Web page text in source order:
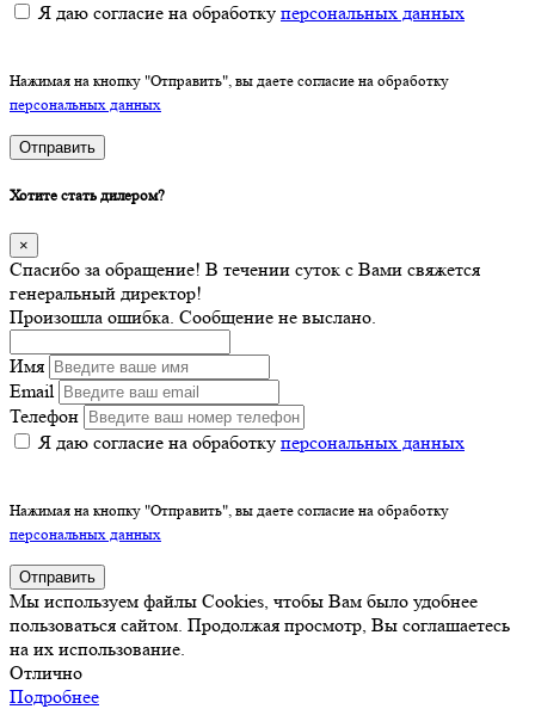
Я даю согласие на обработку персональных данных
Нажимая на кнопку "Отправить", вы даете согласие на обработку
персональных данных
Отправить
Хотите стать дилером?
×
Спасибо за обращение! В течении суток с Вами свяжется
генеральный директор!
Произошла ошибка. Сообщение не выслано.
Имя
Email
Телефон
Я даю согласие на обработку персональных данных
Нажимая на кнопку "Отправить", вы даете согласие на обработку
персональных данных
Отправить
Мы используем файлы Cookies, чтобы Вам было удобнее
пользоваться сайтом. Продолжая просмотр, Вы соглашаетесь
на их использование.
Отлично
Подробнее